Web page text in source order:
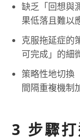
缺乏「回想與
果低落且難以
克服拖延症的
可完成」的細
策略性地切換
間隔重複機制
3 步驟